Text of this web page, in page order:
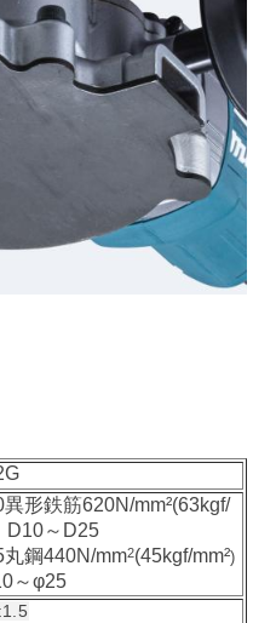
形鉄筋620N/mm²(63kgf/
～D25
丸鋼440N/mm2(45kgf/mm²)
～φ25